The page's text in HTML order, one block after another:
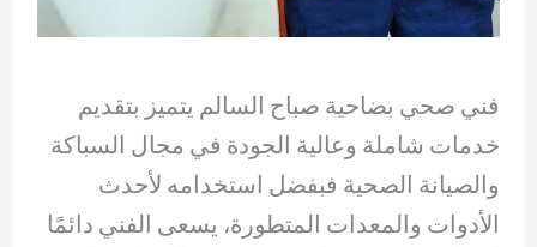
فني صحي بضاحية صباح السالم يتميز بتقديم
خدمات شاملة وعالية الجودة في مجال السباكة
والصيانة الصحية فبفضل استخدامه لأحدث
الأدوات والمعدات المتطورة، يسعى الفني دائمًا